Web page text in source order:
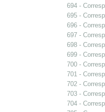
694 -
695 -
696 -
697 -
698 -
699 -
700 -
701 -
702 -
703 -
704 -